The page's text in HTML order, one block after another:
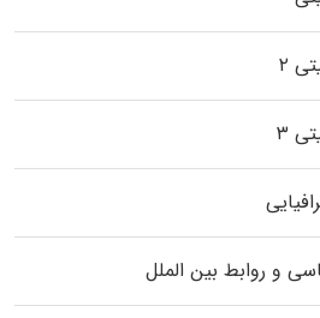
۲
۳
و روابط بین الملل